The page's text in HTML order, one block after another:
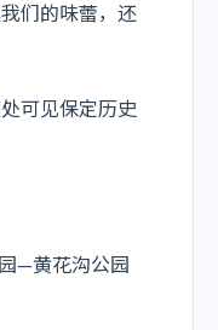
们的味蕾，还
可见保定历史
—黄花沟公园